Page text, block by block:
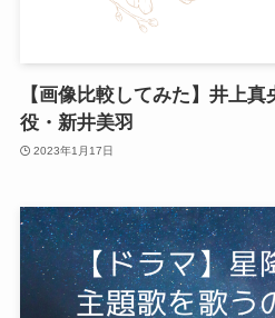
【画像比較してみた】井上
役・新井美羽
2023年1月17日